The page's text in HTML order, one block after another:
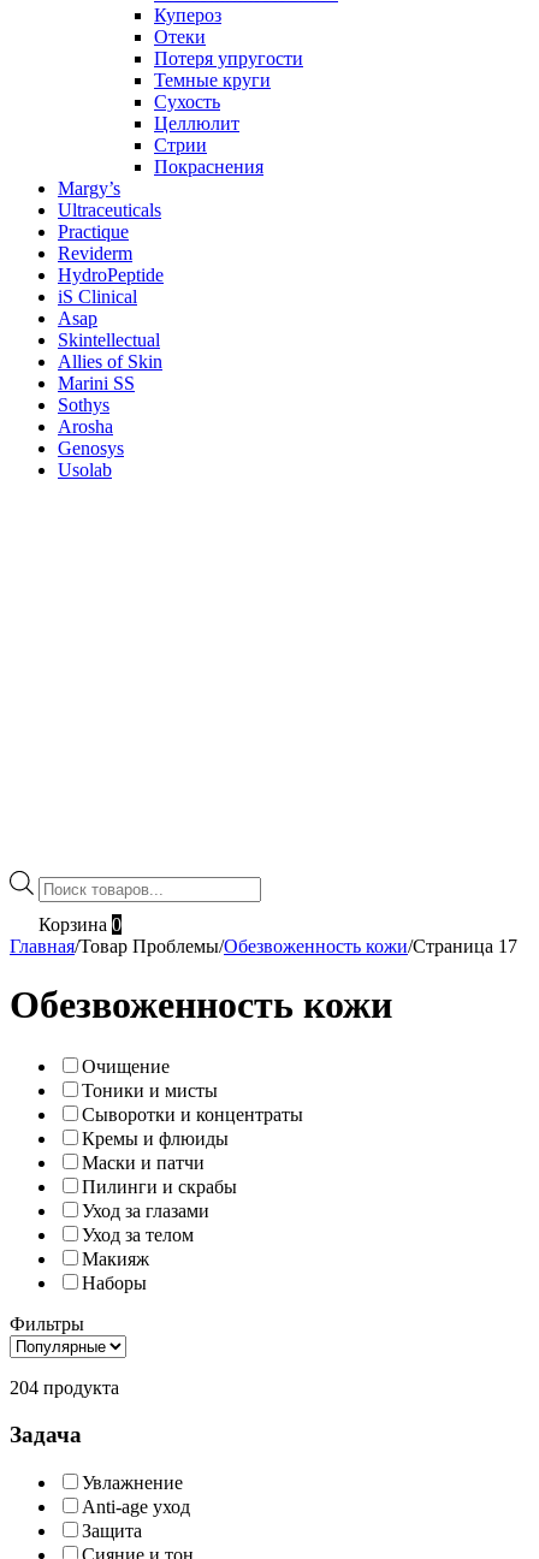
Купероз
Отеки
Потеря упругости
Темные круги
Сухость
Целлюлит
Стрии
Покраснения
Margy’s
Ultraceuticals
Practique
Reviderm
HydroPeptide
iS Clinical
Asap
Skintellectual
Allies of Skin
Marini SS
Sothys
Arosha
Genosys
Usolab
Поиск
товаров
Корзина 0
Главная/Товар Проблемы/Обезвоженность кожи/Страница 17
Обезвоженность кожи
Очищение
Тоники и мисты
Сыворотки и концентраты
Кремы и флюиды
Маски и патчи
Пилинги и скрабы
Уход за глазами
Уход за телом
Макияж
Наборы
Фильтры
204 продукта
Задача
Увлажнение
Anti-age уход
Защита